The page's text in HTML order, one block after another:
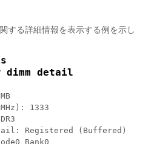
する詳細情報を表示する例を示し
dimm detail